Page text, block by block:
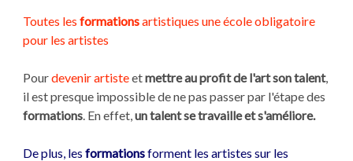
Toutes les formationsartistiques une école obligatoire
pour les artistes
Pourdevenir artisteetmettre au profit de l'art son talent,
il est presque impossible de ne pas passer par l'étape des
formations. En effet,un talent se travaille et s'améliore.
De plus, les formationsforment les artistes sur les